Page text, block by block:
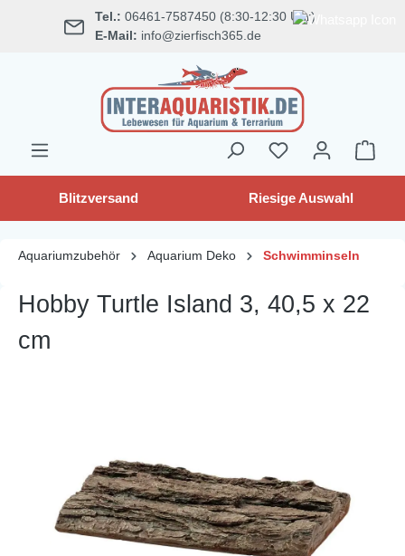
springen Tel.: 06461-7587450 (8:30-12:30 Uhr)
E-Mail: info@zierfisch365.de
Blitzversand Riesige Auswahl
Aquariumzubehör Aquarium Deko Schwimminseln
Hobby Turtle Island 3, 40,5 x 22
cm